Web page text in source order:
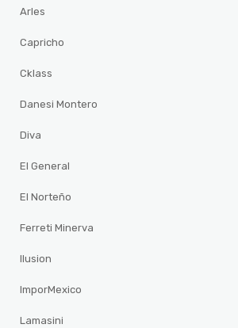
Arles
Capricho
Cklass
Danesi Montero
Diva
El General
El Norteño
Ferreti Minerva
Ilusion
ImporMexico
Lamasini